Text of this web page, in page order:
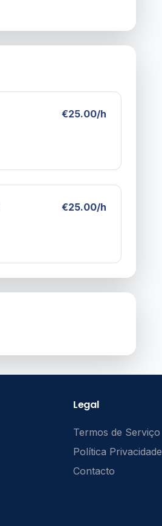
€25.00/h
€25.00/h
Legal
Termos de Serviço
Política Privacidade
Contacto